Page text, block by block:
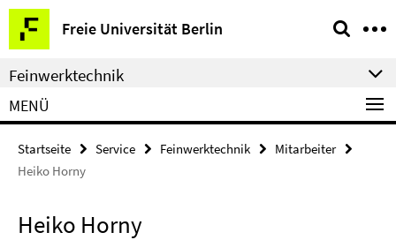
Springe
direkt
zu
Inhalt
Freie Universität Berlin
Service-
Navigation
Feinwerktechnik
MENÜ
Startseite Service Feinwerktechnik
Mitarbeiter
Heiko Horny
Heiko Horny